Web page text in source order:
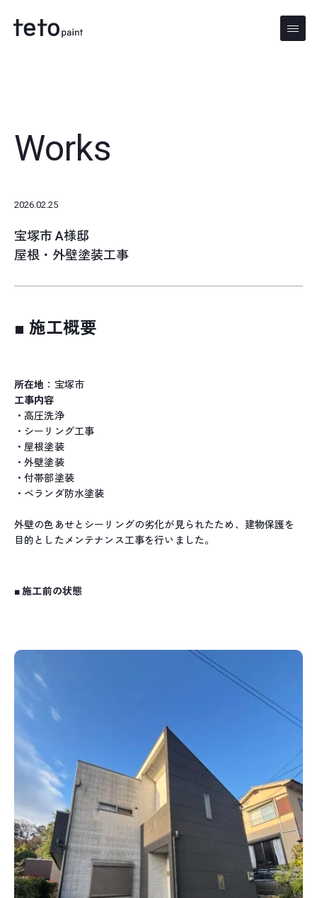
メ
Works
2026.02.25
宝塚市 A様邸
屋根・外壁塗装工事
■ 施工概要
所在地 ：宝塚市
工事内容
・高圧洗浄
・シーリング工事
・屋根塗装
・外壁塗装
・付帯部塗装
・ベランダ防水塗装
外壁の色あせとシーリングの劣化が見られたため、建物保護を
目的としたメンテナンス工事を行いました。
■ 施工前の状態